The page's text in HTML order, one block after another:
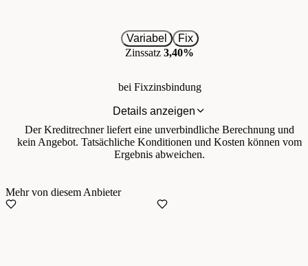
Variabel
Fix
Zinssatz 3,40%
bei Fixzinsbindung
Details anzeigen
Der Kreditrechner liefert eine unverbindliche Berechnung und
kein Angebot. Tatsächliche Konditionen und Kosten können vom
Ergebnis abweichen.
Mehr von diesem Anbieter